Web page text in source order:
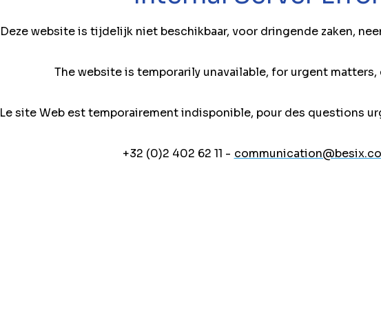
Deze website is tijdelijk niet beschikbaar, voor dringende zaken,
The website is temporarily unavailable, for urgent
Le site Web est temporairement indisponible, pour des questions
+32 (0)2 402 62 11 -